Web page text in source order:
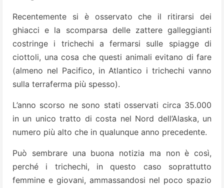
Recentemente si è osservato che il ritirarsi dei
ghiacci e la scomparsa delle zattere galleggianti
costringe i trichechi a fermarsi sulle spiagge di
ciottoli, una cosa che questi animali evitano di fare
(almeno nel Pacifico, in Atlantico i trichechi vanno
sulla terraferma più spesso).
L’anno scorso ne sono stati osservati circa 35.000
in un unico tratto di costa nel Nord dell’Alaska, un
numero più alto che in qualunque anno precedente.
Può sembrare una buona notizia ma non è così,
perché i trichechi, in questo caso soprattutto
femmine e giovani, ammassandosi nel poco spazio